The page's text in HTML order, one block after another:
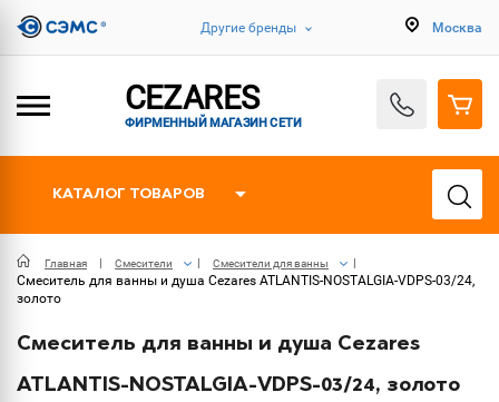
Другие бренды Москва
CEZARES
ФИРМЕННЫЙ МАГАЗИН СЕТИ
КАТАЛОГ ТОВАРОВ
Главная Смесители Смесители для ванны
Смеситель для ванны и душа Cezares ATLANTIS-NOSTALGIA-VDPS-03/24,
золото
Смеситель для ванны и душа Cezares
ATLANTIS-NOSTALGIA-VDPS-03/24, золото